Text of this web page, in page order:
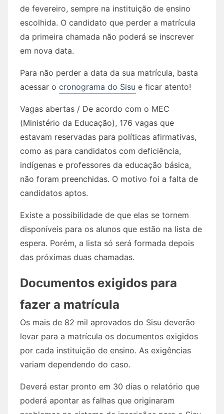
de fevereiro, sempre na instituição de ensino
escolhida. O candidato que perder a matrícula
da primeira chamada não poderá se inscrever
em nova data.
Para não perder a data da sua matrícula, basta
acessar o cronograma do Sisu e ficar atento!
Vagas abertas / De acordo com o MEC
(Ministério da Educação), 176 vagas que
estavam reservadas para políticas afirmativas,
como as para candidatos com deficiência,
indígenas e professores da educação básica,
não foram preenchidas. O motivo foi a falta de
candidatos aptos.
Existe a possibilidade de que elas se tornem
disponíveis para os alunos que estão na lista de
espera. Porém, a lista só será formada depois
das próximas duas chamadas.
Documentos exigidos para
fazer a matrícula
Os mais de 82 mil aprovados do Sisu deverão
levar para a matrícula os documentos exigidos
por cada instituição de ensino. As exigências
variam dependendo do caso.
Deverá estar pronto em 30 dias o relatório que
poderá apontar as falhas que originaram